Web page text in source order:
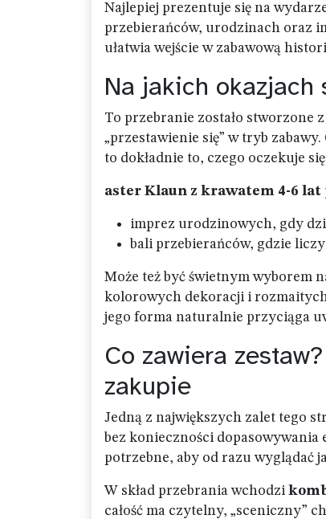
Najlepiej prezentuje się na
przebierańców, urodzinach oraz
ułatwia wejście w zabawową
Na jakich okazjach
To przebranie zostało stworzone
„przestawienie się” w tryb
to dokładnie to, czego oczekuje
aster Klaun z krawatem 4-6
imprez urodzinowych, gdy
bali przebierańców, gdzie
Może też być świetnym wyborem
kolorowych dekoracji i rozmaitych
jego forma naturalnie przyciąga
Co zawiera
zakupie
Jedną z największych zalet tego
bez konieczności dopasowywania
potrzebne, aby od razu wyglądać
W skład przebrania wchodzi
całość ma czytelny, „sceniczny”